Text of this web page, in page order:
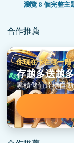
瀏覽 8 個完整主
合作推薦
你現在卡在哪一階
存越多送越
累積儲值達標自